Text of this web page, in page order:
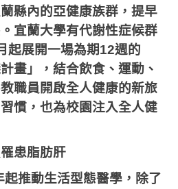
縣內的亞健康族群，提早
宜蘭大學有代謝性症候群
起展開一場為期12週的
畫」，結合飲食、運動、
職員開啟全人健康的新旅
慣，也為校園注入全人健
患脂肪肝
起推動生活型態醫學，除了